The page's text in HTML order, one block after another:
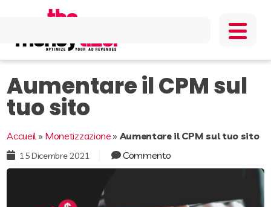
Aumentare il CPM sul
tuo sito
Accueil » Monetizzazione »Aumentare il CPM sul tuo sito
15 Dicembre 2021 Commento